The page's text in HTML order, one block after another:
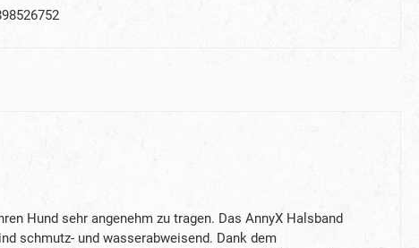
Hund sehr angenehm zu tragen. Das AnnyX Halsband
schmutz- und wasserabweisend. Dank dem